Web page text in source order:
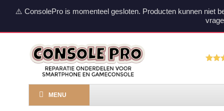
⚠️ ConsolePro is momenteel gesloten. Producten kunnen niet
MENU